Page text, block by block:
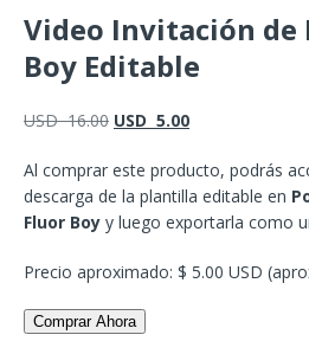
Video Invitación de
Boy Editable
USD16.00 USD 5.00
Al comprar este producto, podrás
descarga de la plantilla editable en
Fluor Boy y luego exportarla como
Precio aproximado: $ 5.00 USD
Comprar Ahora